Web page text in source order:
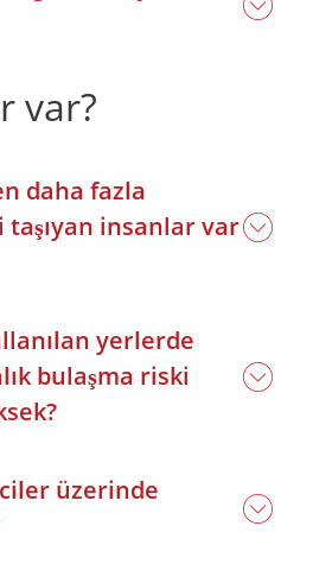
var?
daha fazla
insanlar var
yerlerde
bulaşma riski
üzerinde